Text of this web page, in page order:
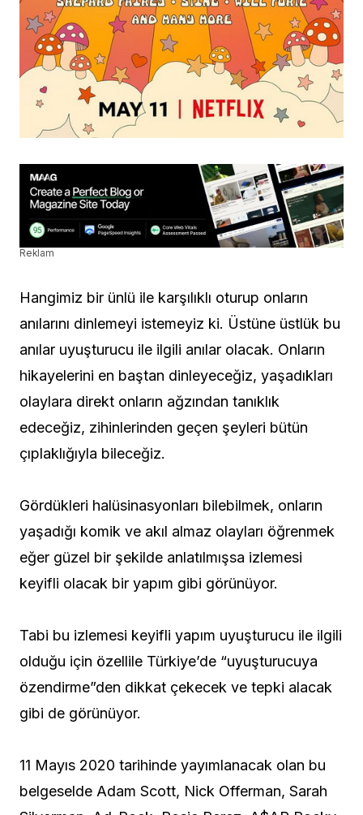
Reklam
Hangimiz bir ünlü ile karşılıklı oturup onların
anılarını dinlemeyi istemeyiz ki. Üstüne üstlük bu
anılar uyuşturucu ile ilgili anılar olacak. Onların
hikayelerini en baştan dinleyeceğiz, yaşadıkları
olaylara direkt onların ağzından tanıklık
edeceğiz, zihinlerinden geçen şeyleri bütün
çıplaklığıyla bileceğiz.
Gördükleri halüsinasyonları bilebilmek, onların
yaşadığı komik ve akıl almaz olayları öğrenmek
eğer güzel bir şekilde anlatılmışsa izlemesi
keyifli olacak bir yapım gibi görünüyor.
Tabi bu izlemesi keyifli yapım uyuşturucu ile ilgili
olduğu için özellile Türkiye’de “uyuşturucuya
özendirme”den dikkat çekecek ve tepki alacak
gibi de görünüyor.
11 Mayıs 2020 tarihinde yayımlanacak olan bu
belgeselde Adam Scott, Nick Offerman, Sarah